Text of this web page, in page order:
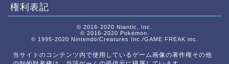
権利表記
© 2016-2020 Niantic, Inc.
© 2016-2020 Pokémon.
© 1995-2020 Nintendo/Creatures Inc./GAME FREAK inc.
当サイトのコンテンツ内で使用しているゲーム画像の著作権その他